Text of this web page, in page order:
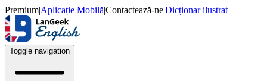
Premium|Aplicație Mobilă|Contactează-ne|Dicționar ilustrat
Toggle navigation